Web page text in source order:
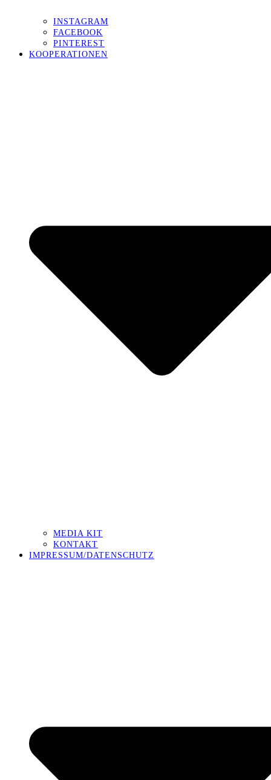
INSTAGRAM
FACEBOOK
PINTEREST
KOOPERATIONEN
MEDIA KIT
KONTAKT
IMPRESSUM/DATENSCHUTZ